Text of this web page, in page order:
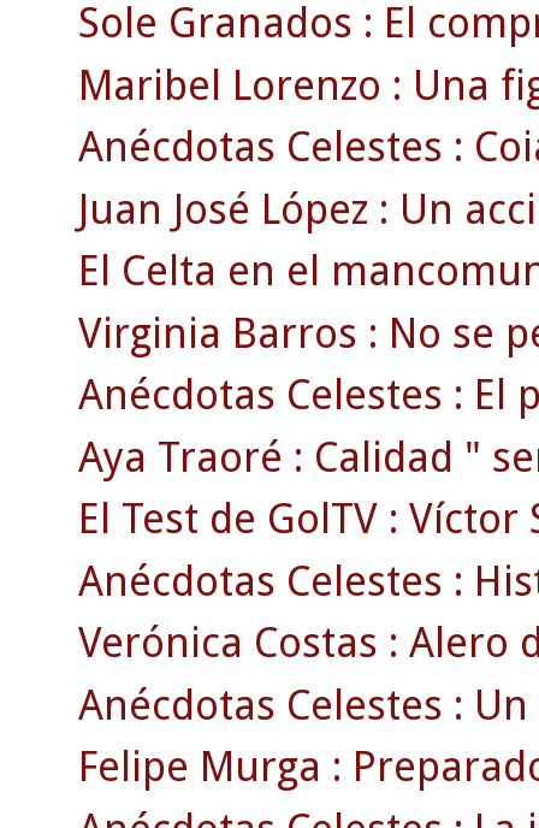
Sole Granados : El
Maribel Lorenzo : Una
Anécdotas Celestes :
Juan José López : Un
El Celta en el
Virginia Barros : No se
Anécdotas Celestes : El
Aya Traoré : Calidad "
El Test de GolTV : Víctor
Anécdotas Celestes :
Verónica Costas : Alero
Anécdotas Celestes :
Felipe Murga :